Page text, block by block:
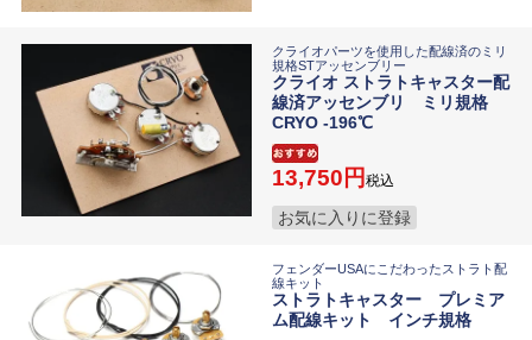
クライオパーツを使用した配線済のミリ
規格STアッセンブリー
クライオ ストラトキャスター配
線済アッセンブリ ミリ規格
CRYO -196℃
13,750 税込
お気に入りに登録
フェンダーUSAにこだわったストラト配
線キット
ストラトキャスター プレミア
ム配線キット インチ規格